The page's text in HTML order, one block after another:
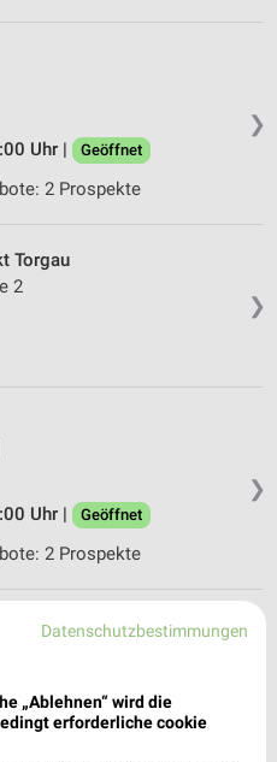
❯
Uhr |
Geöffnet
2 Prospekte
❯
Torgau
2
❯
Uhr |
Geöffnet
2 Prospekte
Bad Schmiedeberg
Datenschutzbestimmungen
„Ablehnen“ wird die
erforderliche cookie